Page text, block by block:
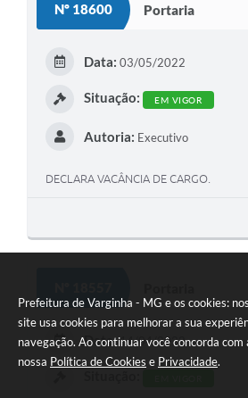
Prefeitura de Varginha - MG e os cookies:
site usa cookies para melhorar a sua
navegação. Ao continuar você concorda com
nossa Política de Cookies e Privacidade.
Nº 18600 Portaria
Data: 03/05/2022
Situação: EM VIGOR
Autoria: Executivo
DECLARA VACÂNCIA DE CARGO.
Data:14/04/2022